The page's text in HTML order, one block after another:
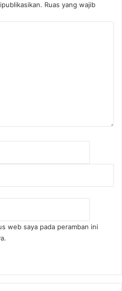
Ruas yang wajib
web saya pada peramban ini